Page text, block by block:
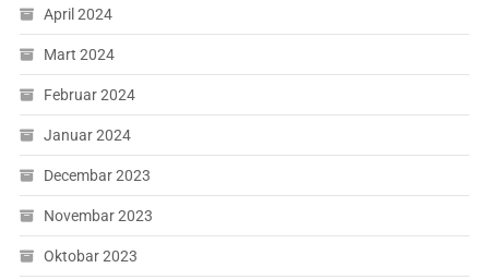
April 2024
Mart 2024
Februar 2024
Januar 2024
Decembar 2023
Novembar 2023
Oktobar 2023